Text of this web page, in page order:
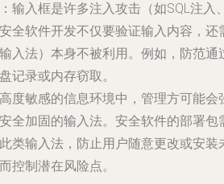
：输入框是许多注入攻击（如SQL注入
全软件开发不仅要验证输入内容，还
入法）本身不被利用。例如，防范通
记录或内存窃取。
高度敏感的信息环境中，管理方可能会
全加固的输入法。安全软件的部署包
类输入法，防止用户随意更改或安装
控制潜在风险点。